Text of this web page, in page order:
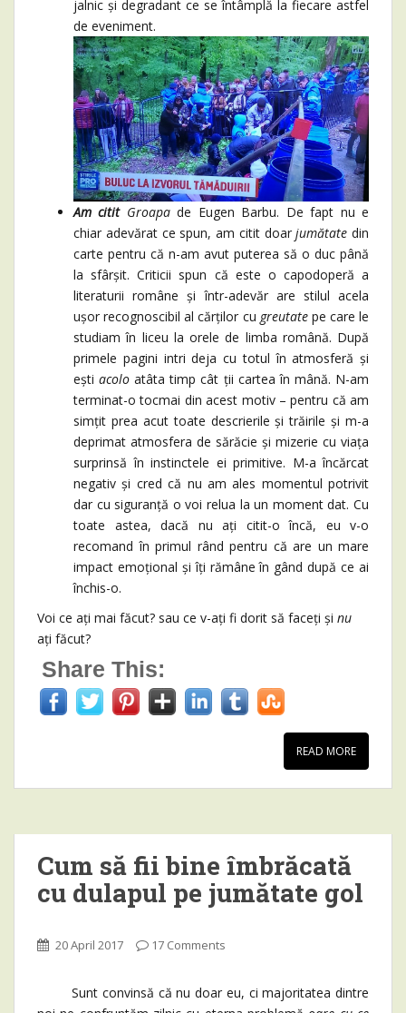
jalnic și degradant ce se întâmplă la fiecare astfel
de eveniment.
Am cititGroapade Eugen Barbu. De fapt nu e
chiar adevărat ce spun, am citit doarjumătate din
carte pentru că n-am avut puterea să o duc până
la sfârșit. Criticii spun că este o capodoperă a
literaturii române și într-adevăr are stilul acela
ușor recognoscibil al cărților cu greutatepe care le
studiam în liceu la orele de limba română. După
primele pagini intri deja cu totul în atmosferă și
eștiacolo atâta timp cât ții cartea în mână. N-am
terminat-o tocmai din acest motiv – pentru că am
simțit prea acut toate descrierile și trăirile și m-a
deprimat atmosfera de sărăcie și mizerie cu viața
surprinsă în instinctele ei primitive. M-a încărcat
negativ și cred că nu am ales momentul potrivit
dar cu siguranță o voi relua la un moment dat. Cu
toate astea, dacă nu ați citit-o încă, eu v-o
recomand în primul rând pentru că are un mare
impact emoțional și îți rămâne în gând după ce ai
închis-o.
Voi ce ați mai făcut? sau ce v-ați fi dorit să faceți și nu
ați făcut?
Share This:
READ MORE
Cum să fii bine îmbrăcată
cu dulapul pe jumătate gol
20 April 2017 17 Comments
Sunt convinsă că nu doar eu, ci majoritatea dintre